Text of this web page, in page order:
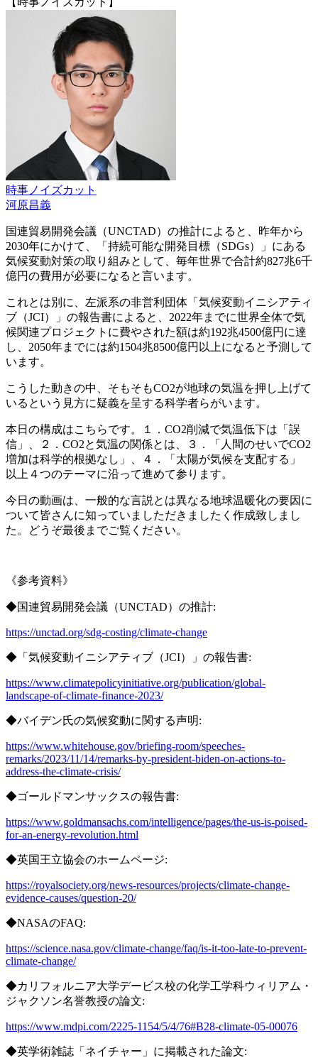
時事ノイズカット
河原昌義
国連貿易開発会議（UNCTAD）の推計によると、昨年から
2030年にかけて、「持続可能な開発目標（SDGs）」にある
気候変動対策の取り組みとして、毎年世界で合計約827兆6千
億円の費用が必要になると言います。
これとは別に、左派系の非営利団体「気候変動イニシアティ
ブ（JCI）」の報告書によると、2022年までに世界全体で気
候関連プロジェクトに費やされた額は約192兆4500億円に達
し、2050年までには約1504兆8500億円以上になると予測して
います。
こうした動きの中、そもそもCO2が地球の気温を押し上げて
いるという見方に疑義を呈する科学者らがいます。
本日の構成はこちらです。１．CO2削減で気温低下は「誤
信」、２．CO2と気温の関係とは、３．「人間のせいでCO2
増加は科学的根拠なし」、４．「太陽が気候を支配する」
以上４つのテーマに沿って進めて参ります。
今日の動画は、一般的な言説とは異なる地球温暖化の要因に
ついて皆さんに知っていましただきましたく作成致しまし
た。どうぞ最後までご覧ください。
《参考資料》
◆国連貿易開発会議（UNCTAD）の推計:
https://unctad.org/sdg-costing/climate-change
◆「気候変動イニシアティブ（JCI）」の報告書:
https://www.climatepolicyinitiative.org/publication/global-
landscape-of-climate-finance-2023/
◆バイデン氏の気候変動に関する声明:
https://www.whitehouse.gov/briefing-room/speeches-
remarks/2023/11/14/remarks-by-president-biden-on-actions-to-
address-the-climate-crisis/
◆ゴールドマンサックスの報告書:
https://www.goldmansachs.com/intelligence/pages/the-us-is-poised-
for-an-energy-revolution.html
◆英国王立協会のホームページ:
https://royalsociety.org/news-resources/projects/climate-change-
evidence-causes/question-20/
◆NASAのFAQ:
https://science.nasa.gov/climate-change/faq/is-it-too-late-to-prevent-
climate-change/
◆カリフォルニア大学デービス校の化学工学科ウィリアム・
ジャクソン名誉教授の論文:
https://www.mdpi.com/2225-1154/5/4/76#B28-climate-05-00076
◆英学術雑誌「ネイチャー」に掲載された論文: